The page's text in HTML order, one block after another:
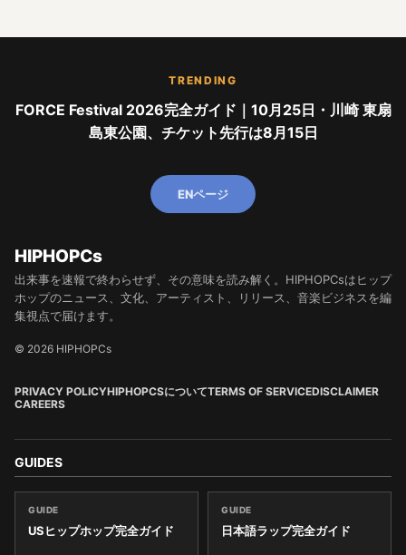
TRENDING
FORCE Festival 2026完全ガイド｜10月25日・川崎 東扇
島東公園、チケット先行は8月15日
ENページ
HIPHOPCs
出来事を速報で終わらせず、その意味を読み解く。HIPHOPCsはヒップ
ホップのニュース、文化、アーティスト、リリース、音楽ビジネスを編
集視点で届けます。
© 2026 HIPHOPCs
PRIVACY POLICYHIPHOPCSについてTERMS OF SERVICEDISCLAIMER
CAREERS
GUIDES
GUIDE
USヒップホップ完全ガイド
GUIDE
日本語ラップ完全ガイド